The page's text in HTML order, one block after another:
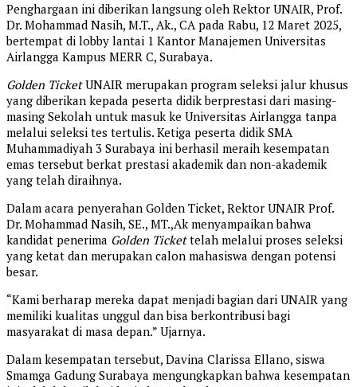
Penghargaan ini diberikan langsung oleh Rektor UNAIR, Prof.
Dr. Mohammad Nasih, M.T., Ak., CA pada Rabu, 12 Maret 2025,
bertempat di lobby lantai 1 Kantor Manajemen Universitas
Airlangga Kampus MERR C, Surabaya.
Golden TicketUNAIR merupakan program seleksi jalur khusus
yang diberikan kepada peserta didik berprestasi dari masing-
masing Sekolah untuk masuk ke Universitas Airlangga tanpa
melalui seleksi tes tertulis. Ketiga peserta didik SMA
Muhammadiyah 3 Surabaya ini berhasil meraih kesempatan
emas tersebut berkat prestasi akademik dan non-akademik
yang telah diraihnya.
Dalam acara penyerahan Golden Ticket, Rektor UNAIR Prof.
Dr. Mohammad Nasih, SE., MT.,Ak menyampaikan bahwa
kandidat penerima Golden Tickettelah melalui proses seleksi
yang ketat dan merupakan calon mahasiswa dengan potensi
besar.
“Kami berharap mereka dapat menjadi bagian dari UNAIR yang
memiliki kualitas unggul dan bisa berkontribusi bagi
masyarakat di masa depan.” Ujarnya.
Dalam kesempatan tersebut, Davina Clarissa Ellano, siswa
Smamga Gadung Surabaya mengungkapkan bahwa kesempatan